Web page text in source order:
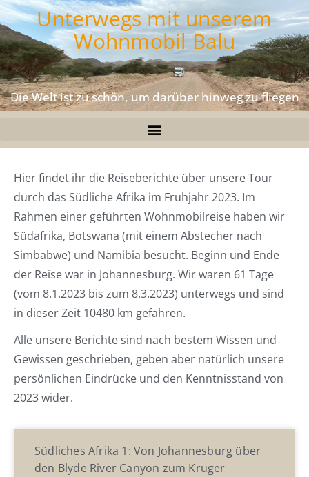
Unterwegs mit unserem
Wohnmobil Balu
Die Welt ist zu schön, um darüber hinweg zu fliegen
Hier findet ihr die Reiseberichte über unsere Tour
durch das Südliche Afrika im Frühjahr 2023. Im
Rahmen einer geführten Wohnmobilreise haben wir
Südafrika, Botswana (mit einem Abstecher nach
Simbabwe) und Namibia besucht. Beginn und Ende
der Reise war in Johannesburg. Wir waren 61 Tage
(vom 8.1.2023 bis zum 8.3.2023) unterwegs und sind
in dieser Zeit 10480 km gefahren.
Alle unsere Berichte sind nach bestem Wissen und
Gewissen geschrieben, geben aber natürlich unsere
persönlichen Eindrücke und den Kenntnisstand von
2023 wider.
Südliches Afrika 1: Von Johannesburg über
den Blyde River Canyon zum Kruger